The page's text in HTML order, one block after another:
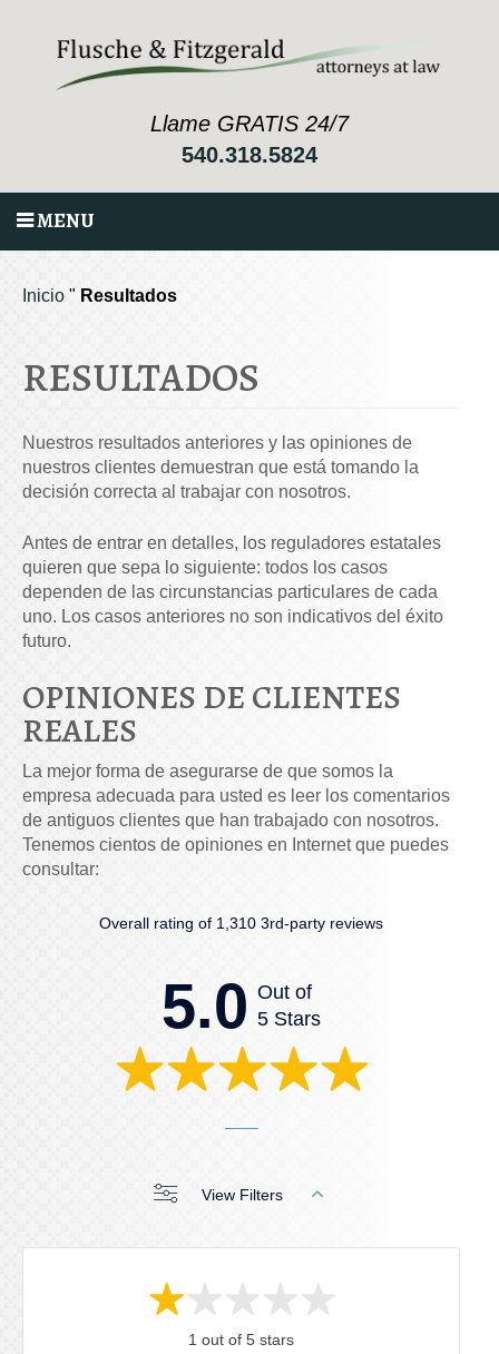
Llame GRATIS 24/7
540.318.5824
MENU
Inicio " Resultados
RESULTADOS
Nuestros resultados anteriores y las opiniones de
nuestros clientes demuestran que está tomando la
decisión correcta al trabajar con nosotros.
Antes de entrar en detalles, los reguladores estatales
quieren que sepa lo siguiente: todos los casos
dependen de las circunstancias particulares de cada
uno. Los casos anteriores no son indicativos del éxito
futuro.
OPINIONES DE CLIENTES
REALES
La mejor forma de asegurarse de que somos la
empresa adecuada para usted es leer los comentarios
de antiguos clientes que han trabajado con nosotros.
Tenemos cientos de opiniones en Internet que puedes
consultar:
Overall rating of 1,310 3rd-party reviews
5.0 Out of
5 Stars
View Filters
1 out of 5 stars